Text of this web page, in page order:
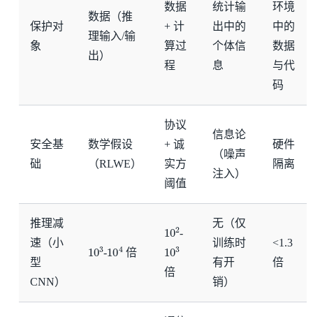
保护对
象
数据（推
理输入/输
出）
数据
+ 计
算过
程
统计输
出中的
个体信
息
环境
中的
数据
与代
码
安全基
础
数学假设
（RLWE）
协议
+ 诚
实方
阈值
信息论
（噪声
注入）
硬件
隔离
推理减
速（小
型
CNN）
103-104倍
102-
103
倍
无（仅
训练时
有开
销）
<1.3
倍